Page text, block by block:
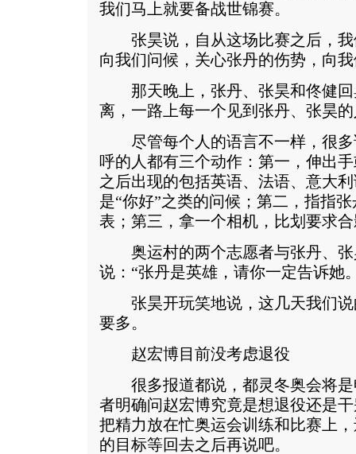
我们马上就要备战世锦赛。
张昊说，自从这场比赛之后，我
向我们问候，关心张丹的伤势，向
那天晚上，张丹、张昊和佟健回
离，一路上每一个见到张丹、张昊
尽管每个人的语言不一样，很多
呼的人都有三个动作：第一，伸出
之后出现的包括英语、法语、意大
是“你好”之类的问候；第二，指指
表；第三，拿一个相机，比划要求
奥运村的两个志愿者与张丹、张
说：“张丹是英雄，请你一定告诉她
张昊开玩笑地说，这几天我们说
要多。
赵宏博目前没考虑退役
很多报道都说，都灵冬奥会将是
者明确问赵宏博究竟是想退役还是
把精力放在忙奥运会训练和比赛上
的目标等回去之后再说吧。